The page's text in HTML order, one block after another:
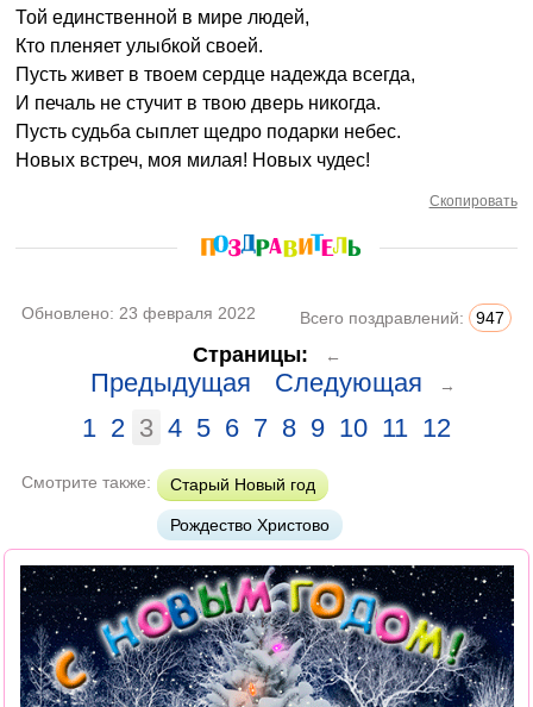
Той единственной в мире людей,
Кто пленяет улыбкой своей.
Пусть живет в твоем сердце надежда всегда,
И печаль не стучит в твою дверь никогда.
Пусть судьба сыплет щедро подарки небес.
Новых встреч, моя милая! Новых чудес!
Скопировать
Обновлено: 23 февраля 2022 Всего поздравлений: 947
Страницы: ←
Предыдущая Следующая →
1 2 3 4 5 6 7 8 9 10 11 12
Смотрите также: Старый Новый год
Рождество Христово